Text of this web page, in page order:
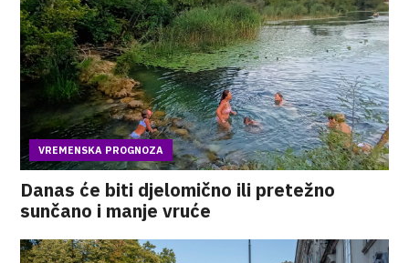
VREMENSKA PROGNOZA
Danas će biti djelomično ili pretežno
sunčano i manje vruće